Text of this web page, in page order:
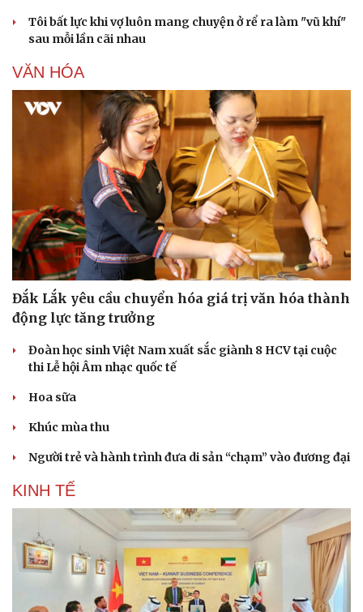
Làm đẹp - giảm cân
Phòng mạch online
Tôi bất lực khi vợ luôn mang chuyện ở rể ra làm "vũ khí"
sau mỗi lần cãi nhau
VĂN HÓA
Đắk Lắk yêu cầu chuyển hóa giá trị văn hóa thành
động lực tăng trưởng
Đoàn học sinh Việt Nam xuất sắc giành 8 HCV tại cuộc
thi Lễ hội Âm nhạc quốc tế
Hoa sữa
Khúc mùa thu
Người trẻ và hành trình đưa di sản “chạm” vào đương đại
KINH TẾ